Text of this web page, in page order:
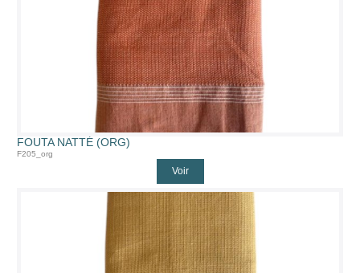
FOUTA NATTÉ (ORG)
F205_org
Voir